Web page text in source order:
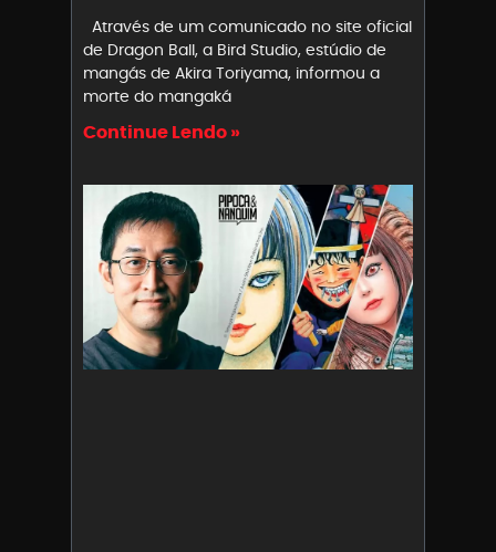
Através de um comunicado no site oficial
de Dragon Ball, a Bird Studio, estúdio de
mangás de Akira Toriyama, informou a
morte do mangaká
Continue Lendo »